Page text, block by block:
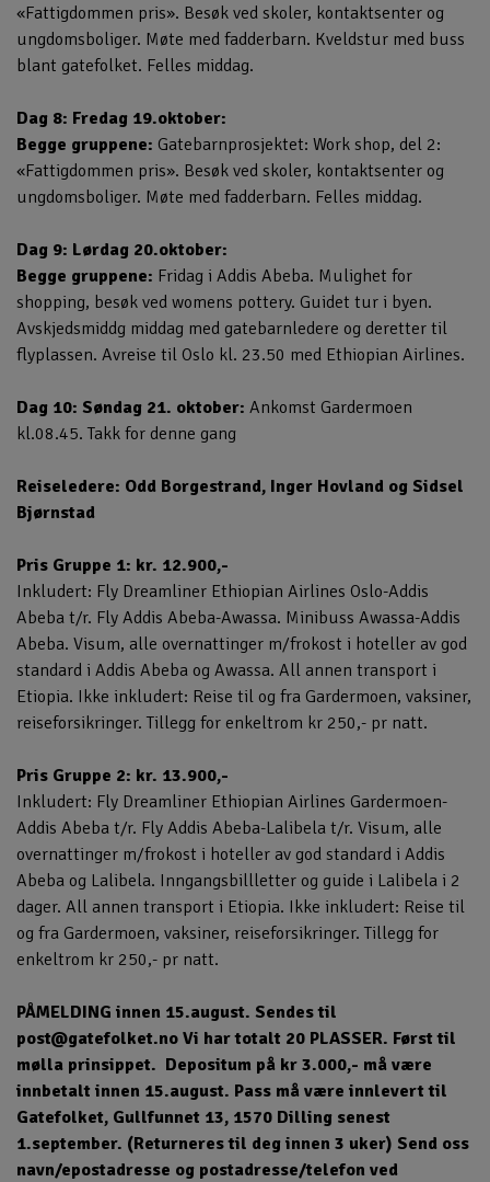
«Fattigdommen pris». Besøk ved skoler, kontaktsenter og
ungdomsboliger. Møte med fadderbarn. Kveldstur med buss
blant gatefolket. Felles middag.
Dag 8: Fredag 19.oktober:
Begge gruppene: Gatebarnprosjektet: Work shop, del 2:
«Fattigdommen pris». Besøk ved skoler, kontaktsenter og
ungdomsboliger. Møte med fadderbarn. Felles middag.
Dag 9: Lørdag 20.oktober:
Begge gruppene: Fridag i Addis Abeba. Mulighet for
shopping, besøk ved womens pottery. Guidet tur i byen.
Avskjedsmiddg middag med gatebarnledere og deretter til
flyplassen. Avreise til Oslo kl. 23.50 med Ethiopian Airlines.
Dag 10: Søndag 21. oktober: Ankomst Gardermoen
kl.08.45. Takk for denne gang
Reiseledere: Odd Borgestrand, Inger Hovland og Sidsel
Bjørnstad
Pris Gruppe 1: kr. 12.900,-
Inkludert: Fly Dreamliner Ethiopian Airlines Oslo-Addis
Abeba t/r. Fly Addis Abeba-Awassa. Minibuss Awassa-Addis
Abeba. Visum, alle overnattinger m/frokost i hoteller av god
standard i Addis Abeba og Awassa. All annen transport i
Etiopia. Ikke inkludert: Reise til og fra Gardermoen, vaksiner,
reiseforsikringer. Tillegg for enkeltrom kr 250,- pr natt.
Pris Gruppe 2: kr. 13.900,-
Inkludert: Fly Dreamliner Ethiopian Airlines Gardermoen-
Addis Abeba t/r. Fly Addis Abeba-Lalibela t/r. Visum, alle
overnattinger m/frokost i hoteller av god standard i Addis
Abeba og Lalibela. Inngangsbillletter og guide i Lalibela i 2
dager. All annen transport i Etiopia. Ikke inkludert: Reise til
og fra Gardermoen, vaksiner, reiseforsikringer. Tillegg for
enkeltrom kr 250,- pr natt.
PÅMELDING innen 15.august. Sendes til
post@gatefolket.no Vi har totalt 20 PLASSER. Først til
mølla prinsippet. Depositum på kr 3.000,- må være
innbetalt innen 15.august. Pass må være innlevert til
Gatefolket, Gullfunnet 13, 1570 Dilling senest
1.september. (Returneres til deg innen 3 uker) Send oss
navn/epostadresse og postadresse/telefon ved